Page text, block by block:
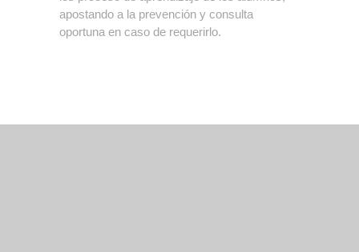
apostando a la prevención y consulta
oportuna en caso de requerirlo.